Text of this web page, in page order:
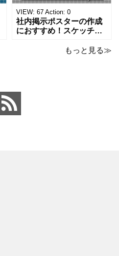
子さんが見てもテンショ
ンが上がるテンプレ
VIEW: 67 Action: 0
社内掲示ポスターの作成
におすすめ！スケッチブ
なパワーポイントのテン
トにおすすめします。 ダ
ウンロードしてテキス
もっと見る≫